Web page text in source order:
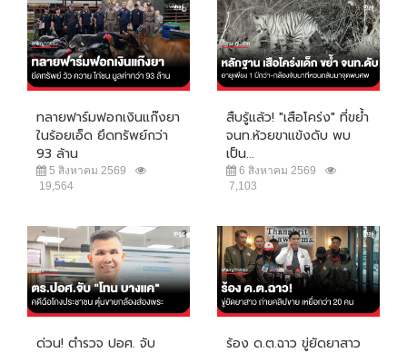
ทลายฟาร์มฟอกเงินแก๊งยา
ในร้อยเอ็ด ยึดทรัพย์กว่า
93 ล้าน
5 สิงหาคม 2569
19,564
สืบรู้แล้ว! "เสือโคร่ง" ที่ขย้ำ
จนท.ห้วยขาแข้งดับ พบ
เป็น...
6 สิงหาคม 2569
7,103
ด่วน! ตำรวจ ปอศ. จับ
ร้อง ด.ต.ฉาว ขู่ยัดยาสาว